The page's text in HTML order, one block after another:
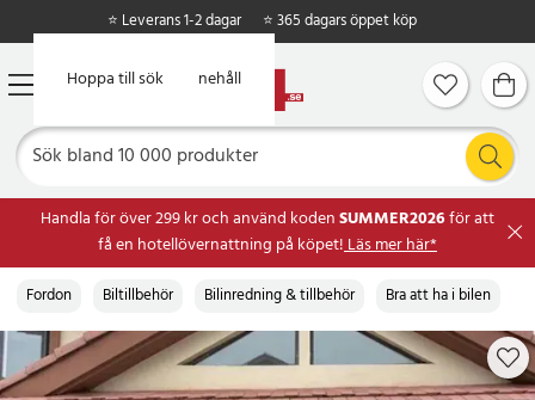
Hoppa till huvudinnehåll
Hoppa till sök
⭐ Leverans 1-2 dagar ⭐ 365 dagars öppet köp
Handla för över 299 kr och använd kodenSUMMER2026för att
få en hotellövernattning på köpet!Läs mer här*
Fordon Biltillbehör Bilinredning & tillbehör Bra att ha i bilen